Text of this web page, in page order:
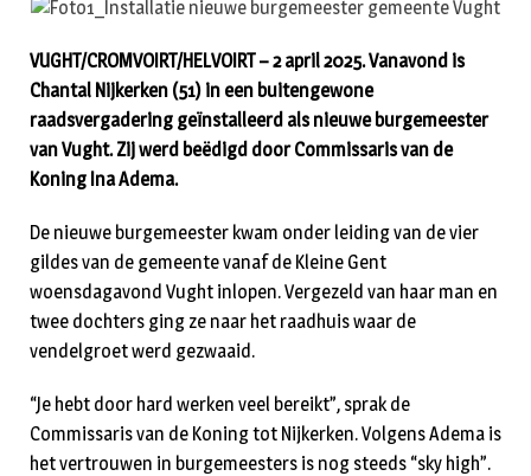
VUGHT/CROMVOIRT/HELVOIRT – 2 april 2025. Vanavond is
Chantal Nijkerken (51) in een buitengewone
raadsvergadering geïnstalleerd als nieuwe burgemeester
van Vught. Zij werd beëdigd door Commissaris van de
Koning Ina Adema.
De nieuwe burgemeester kwam onder leiding van de vier
gildes van de gemeente vanaf de Kleine Gent
woensdagavond Vught inlopen. Vergezeld van haar man en
twee dochters ging ze naar het raadhuis waar de
vendelgroet werd gezwaaid.
“Je hebt door hard werken veel bereikt”, sprak de
Commissaris van de Koning tot Nijkerken. Volgens Adema is
het vertrouwen in burgemeesters is nog steeds “sky high”.